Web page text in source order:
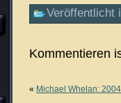
Veröffentlicht
Kommentieren
« Michael Whelan: